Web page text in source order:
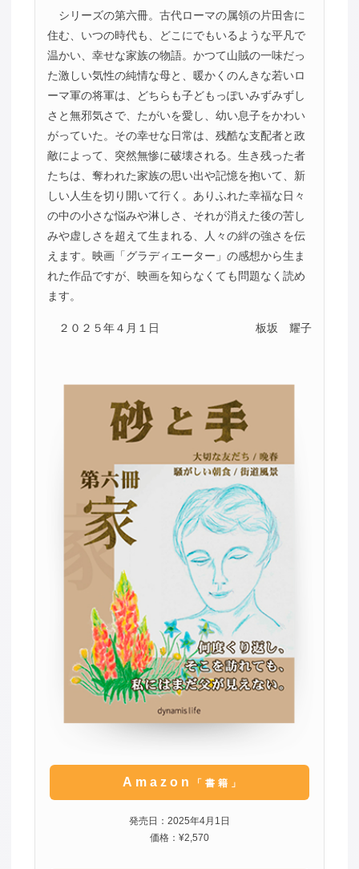
シリーズの第六冊。古代ローマの属領の片田舎に
住む、いつの時代も、どこにでもいるような平凡で
温かい、幸せな家族の物語。かつて山賊の一味だっ
た激しい気性の純情な母と、暖かくのんきな若いロ
ーマ軍の将軍は、どちらも子どもっぽいみずみずし
さと無邪気さで、たがいを愛し、幼い息子をかわい
がっていた。その幸せな日常は、残酷な支配者と政
敵によって、突然無惨に破壊される。生き残った者
たちは、奪われた家族の思い出や記憶を抱いて、新
しい人生を切り開いて行く。ありふれた幸福な日々
の中の小さな悩みや淋しさ、それが消えた後の苦し
みや虚しさを超えて生まれる、人々の絆の強さを伝
えます。映画「グラディエーター」の感想から生ま
れた作品ですが、映画を知らなくても問題なく読め
ます。
２０２５年４月１日 板坂 耀子
Amazon 「書籍」
発売日：2025年4月1日
価格：¥2,570